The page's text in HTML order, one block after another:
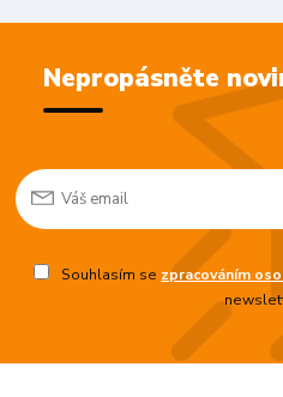
Nepropásněte
Souhlasím se zpracováním